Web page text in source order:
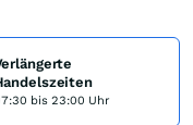
bis 23:00 Uhr